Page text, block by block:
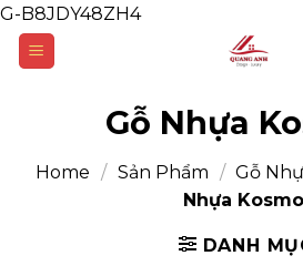
G-B8JDY48ZH4Skip
Gỗ Nhựa
Home / Sản Phẩm / Gỗ
Nhựa
DANH